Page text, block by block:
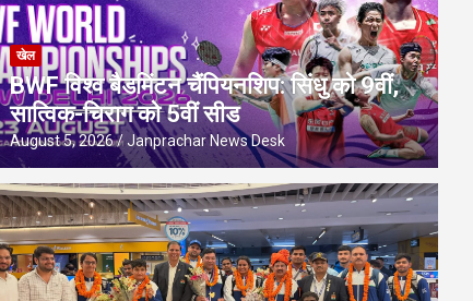
खेल
BWF विश्व बैडमिंटन चैंपियनशिप: सिंधु को 9वीं,
सात्विक-चिराग को 5वीं सीड
August 5, 2026 Janprachar News Desk